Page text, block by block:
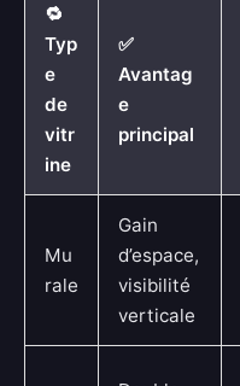
🔁
Typ
e
de
vitr
ine
✅
Avantag
e
principal
Mu
rale
Gain
d’espace,
visibilité
verticale